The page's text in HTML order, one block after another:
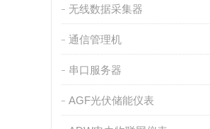
无线数据采集器
通信管理机
串口服务器
AGF光伏储能仪表